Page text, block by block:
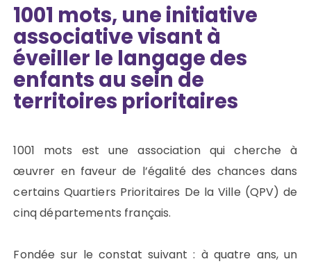
1001 mots, une initiative
associative visant à
éveiller le langage des
enfants au sein de
territoires prioritaires
1001 mots est une association qui cherche à
œuvrer en faveur de l’égalité des chances dans
certains Quartiers Prioritaires De la Ville (QPV) de
cinq départements français.
Fondée sur le constat suivant : à quatre ans, un